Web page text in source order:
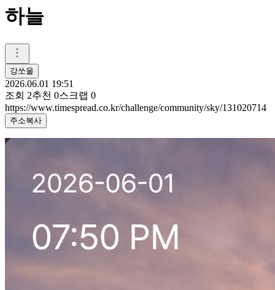
하늘
강쏘울
2026.06.01 19:51
조회 2추천 0스크랩 0
https://www.timespread.co.kr/challenge/community/sky/131020714
주소복사